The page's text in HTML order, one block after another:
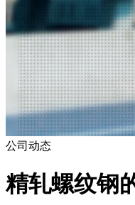
公司动态
精轧螺纹钢